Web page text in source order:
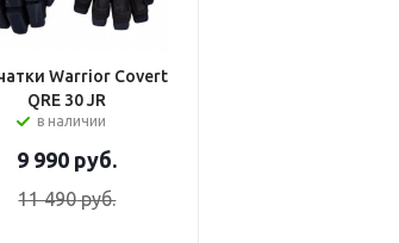
Warrior Covert
QRE 30 JR
в наличии
9 990 руб.
11 490руб.